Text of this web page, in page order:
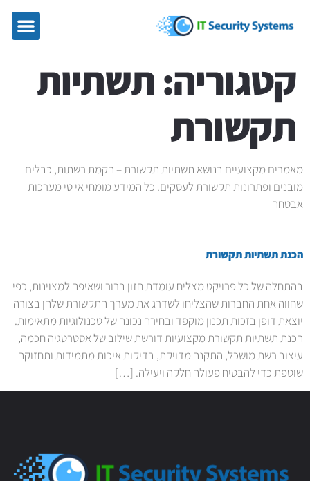
קטגוריה:תשתיות
תקשורת
מאמרים מקצועיים בנושא תשתיות תקשורת – הקמת רשתות, כבלים
מובנים ופתרונות תקשורת לעסקים. כל המידע מומחי אי טי מערכות
אבטחה
הכנת תשתיות תקשורת
בהתחלה של כל פרויקט מצליח עומדת חזון ברור ושאיפה למצוינות, כפי
שחווה אחת החברות שהצליחו לשדרג את מערך התקשורת שלהן בצורה
יוצאת דופן בזכות תכנון מוקפד ובחירה נכונה של טכנולוגיות מתאימות.
הכנת תשתיות תקשורת מקצועיות דורשת שילוב של אסטרטגיה חכמה,
עיצוב רשת מושכל, התקנה מדויקת, בדיקות איכות מתמידות ותחזוקה
שוטפת כדי להבטיח פעולה חלקה ויעילה. […]